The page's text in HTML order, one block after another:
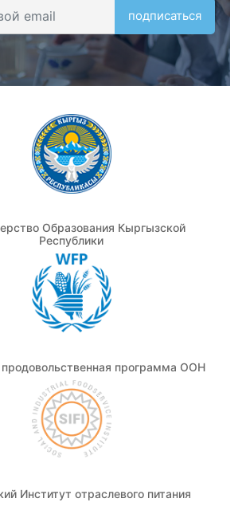
подписаться
Образования Кыргызской
Республики
программа ООН
Институт отраслевого питания